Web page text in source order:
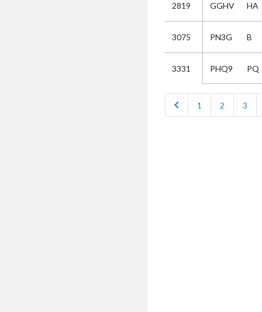
2819 GGHV HA
3075 PN3G B
3331 PHQ9 PQ
chevron_left 1 2 3